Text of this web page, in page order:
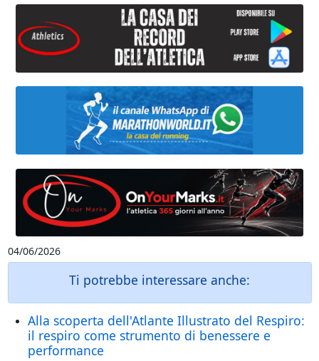
04/06/2026
Ti potrebbe interessare anche:
Alla scoperta dell'Atlante Illustrato del Respiro:
il respiro come strumento di benessere e
performance